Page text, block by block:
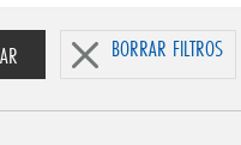
BORRAR FILTROS